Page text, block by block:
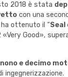
2018 è stata
con una
ha ottenuto il “Seal
Good»,
nono e decimo
ingegnerizzazione.